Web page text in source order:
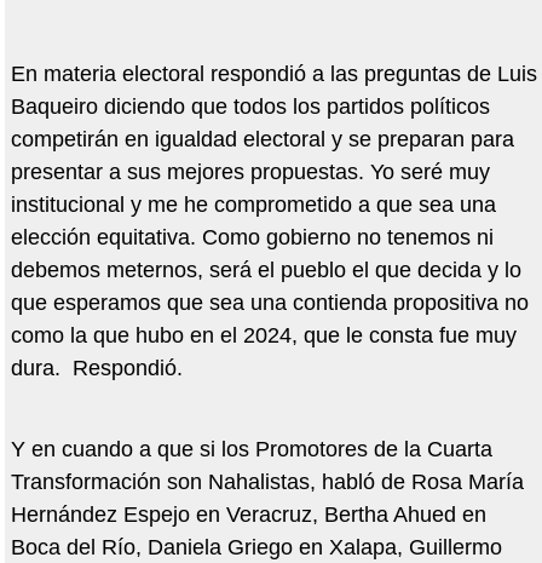
En materia electoral respondió a las preguntas de Luis
Baqueiro diciendo que todos los partidos políticos
competirán en igualdad electoral y se preparan para
presentar a sus mejores propuestas. Yo seré muy
institucional y me he comprometido a que sea una
elección equitativa. Como gobierno no tenemos ni
debemos meternos, será el pueblo el que decida y lo
que esperamos que sea una contienda propositiva no
como la que hubo en el 2024, que le consta fue muy
dura. Respondió.
Y en cuando a que si los Promotores de la Cuarta
Transformación son Nahalistas, habló de Rosa María
Hernández Espejo en Veracruz, Bertha Ahued en
Boca del Río, Daniela Griego en Xalapa, Guillermo